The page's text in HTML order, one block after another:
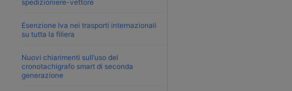
spedizioniere-vettore
Esenzione Iva nei trasporti internazionali
su tutta la filiera
Nuovi chiarimenti sull’uso del
cronotachigrafo smart di seconda
generazione